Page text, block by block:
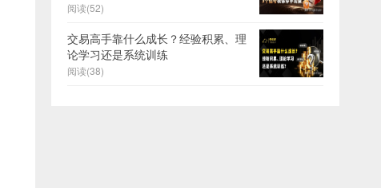
阅读(52)
交易高手靠什么成长？经验积累、理
论学习还是系统训练
阅读(38)